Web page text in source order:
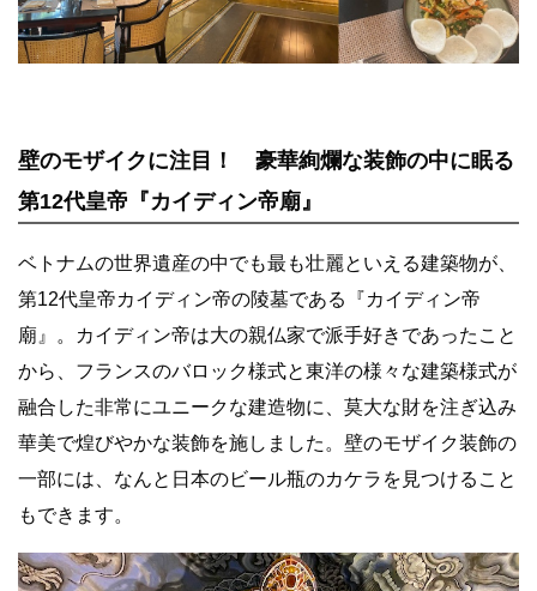
壁のモザイクに注目！ 豪華絢爛な装飾の中に眠る
第12代皇帝『カイディン帝廟』
ベトナムの世界遺産の中でも最も壮麗といえる建築物が、
第12代皇帝カイディン帝の陵墓である『カイディン帝
廟』。カイディン帝は大の親仏家で派手好きであったこと
から、フランスのバロック様式と東洋の様々な建築様式が
融合した非常にユニークな建造物に、莫大な財を注ぎ込み
華美で煌びやかな装飾を施しました。壁のモザイク装飾の
一部には、なんと日本のビール瓶のカケラを見つけること
もできます。